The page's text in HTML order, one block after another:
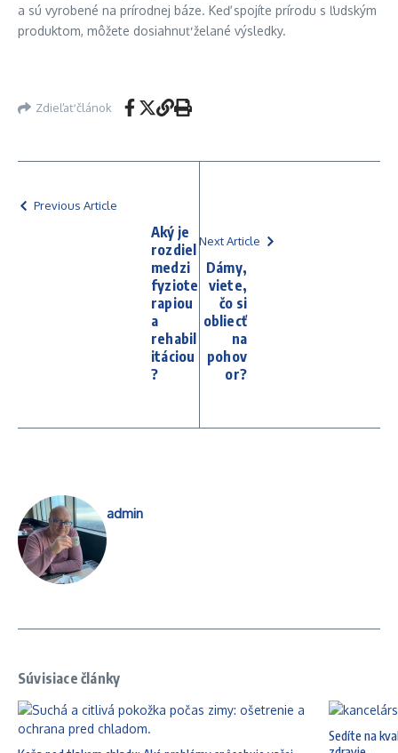
a sú vyrobené na prírodnej báze. Keď spojíte prírodu s ľudským
produktom, môžete dosiahnuť želané výsledky.
Zdieľať článok
Previous Article
Aký je
rozdiel
medzi
fyziote
rapiou
a
rehabil
itáciou
?
Next Article
Dámy,
viete,
čo si
obliecť
na
pohov
or?
admin
Súvisiace články
Sedíte na